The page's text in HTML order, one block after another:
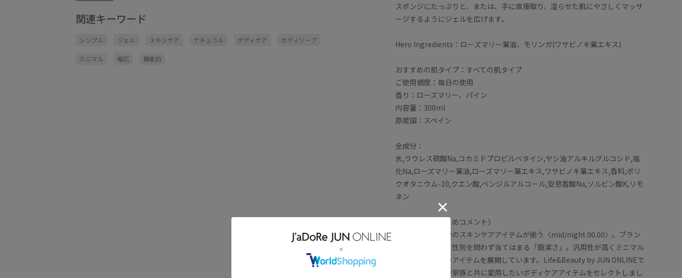
関連キーワード
シンプル ジェル スキンケア ナチュラル ボディケア ボディソープ
ミニマル 幅広 機能的
スポンジにたっぷりと、または、手に直接取り、湿らせた肌にやさしくマッサ
ージするようにジェルを広げます。
Hero Ingredients：ローズマリー葉油、モリンガ(ワサビノキ葉エキス)
おすすめの肌タイプ：すべての肌タイプ
ご使用頻度：毎日の使用
香り：ローズマリー、パイン
内容量：300ml
原産国：スペイン
全成分：
水,ラウレス硫酸Na,コカミドプロピルベタイン,ヤシ油アルキルグルコシド,塩
化Na,ローズマリー葉油,ローズマリー葉エキス,ワサビノキ葉エキス,香料,ポリ
クオタニウム-10,クエン酸,ベンジルアルコール,安息香酸Na,ソルビン酸K,リモ
ネン
〈バイヤーおすすめコメント〉
ナチュラルな成分のスキンケアアイテムが揃う〈mid/night 00.00〉。ブラン
ドが目指すのは、性別を問わず当てはまる「簡潔さ」。汎用性が高くミニマル
なラインナップのアイテムを展開しています。Life&Beauty by JUN ONLINEで
は、パートナーや家族と共に愛用したいボディケアアイテムをセレクトしまし